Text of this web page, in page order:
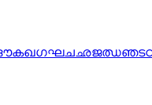
കഖഗഘചഛജഝഞട